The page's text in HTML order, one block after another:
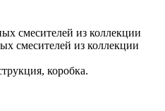
смесителей из коллекции
смесителей из коллекции
коробка.